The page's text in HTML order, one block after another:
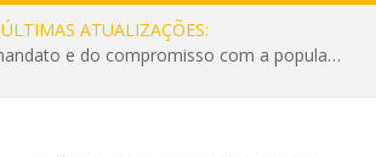
ÚLTIMAS ATUALIZAÇÕES:
Um símbolo do mandato e do compromisso com a população